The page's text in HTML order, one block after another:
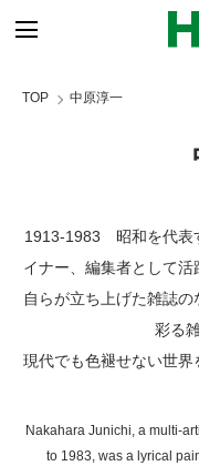
TOP 中原淳一
1913-1983 昭和を代表
イナー、編集者として活
自らが立ち上げた雑誌
彩る
現代でも色褪せない世界
Nakahara Junichi, a multi-
to 1983, was a lyrical